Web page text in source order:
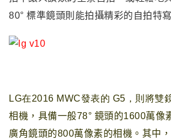
80° 標準鏡頭則能拍攝精彩的自拍特寫
LG在2016 MWC發表的 G5 ，則將雙
相機 ，具備一般78° 鏡頭的1600萬像
廣角鏡頭的800萬像素的相機 。其中 ，